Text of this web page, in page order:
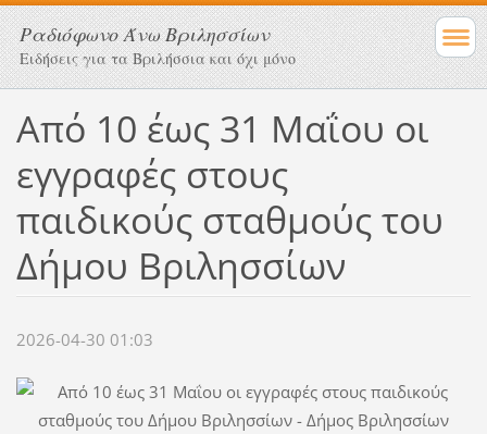
Ραδιόφωνο Άνω Βριλησσίων
Ειδήσεις για τα Βριλήσσια και όχι μόνο
Από 10 έως 31 Μαΐου οι
εγγραφές στους
παιδικούς σταθμούς του
Δήμου Βριλησσίων
2026-04-30 01:03